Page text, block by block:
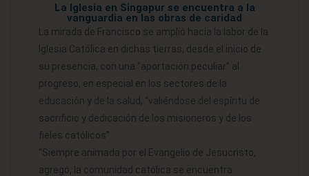
La Iglesia en Singapur se encuentra a la
vanguardia en las obras de caridad
La mirada de Francisco se amplió hacia la labor de la
Iglesia Católica en dichas tierras, desde el inicio de
su presencia, con una “aportación peculiar” al
progreso, en especial en los sectores de la
educación y de la salud, “valiéndose del espíritu de
sacrificio y dedicación de los misioneros y de los
fieles católicos”.
“Siempre animada por el Evangelio de Jesucristo,
agregó, la comunidad católica se encuentra